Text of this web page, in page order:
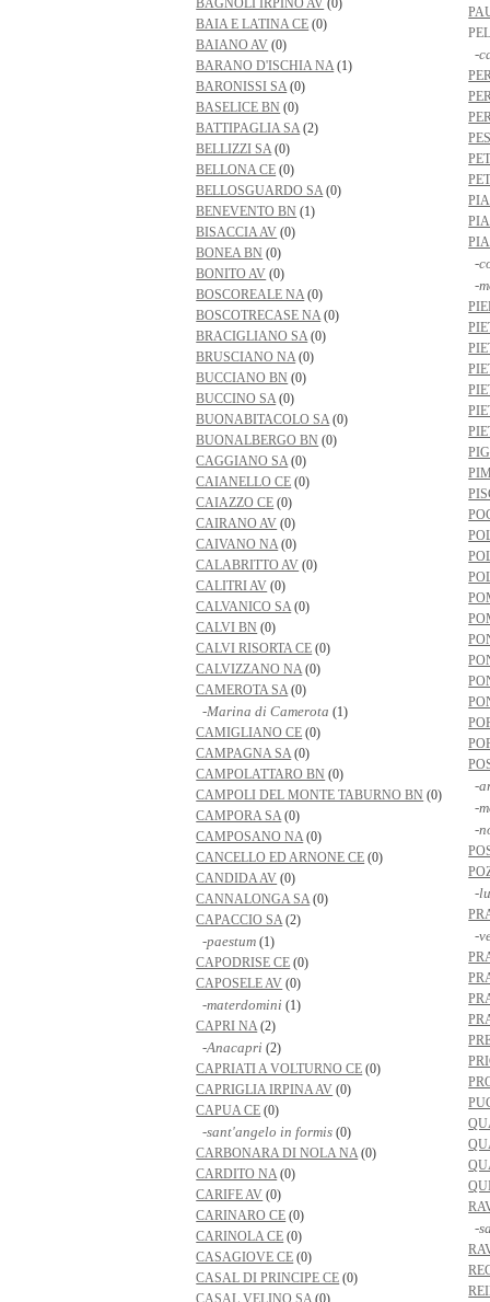
BAGNOLI IRPINO AV (0)
BAIA E LATINA CE (0)
BAIANO AV (0)
BARANO D'ISCHIA NA(1)
BARONISSI SA(0)
BASELICE BN (0)
BATTIPAGLIA SA(2)
BELLIZZI SA(0)
BELLONA CE (0)
BELLOSGUARDO SA(0)
BENEVENTO BN (1)
BISACCIA AV (0)
BONEA BN (0)
BONITO AV (0)
BOSCOREALE NA(0)
BOSCOTRECASE NA(0)
BRACIGLIANO SA(0)
BRUSCIANO NA(0)
BUCCIANO BN (0)
BUCCINO SA(0)
BUONABITACOLO SA(0)
BUONALBERGO BN (0)
CAGGIANO SA(0)
CAIANELLO CE (0)
CAIAZZO CE (0)
CAIRANO AV (0)
CAIVANO NA(0)
CALABRITTO AV (0)
CALITRI AV (0)
CALVANICO SA(0)
CALVI BN (0)
CALVI RISORTA CE (0)
CALVIZZANO NA(0)
CAMEROTA SA(0)
-Marina di Camerota (1)
CAMIGLIANO CE (0)
CAMPAGNA SA(0)
CAMPOLATTARO BN (0)
CAMPOLI DEL MONTE TABURNO BN (0)
CAMPORA SA(0)
CAMPOSANO NA(0)
CANCELLO ED ARNONE CE (0)
CANDIDA AV (0)
CANNALONGA SA(0)
CAPACCIO SA(2)
-paestum (1)
CAPODRISE CE (0)
CAPOSELE AV (0)
-materdomini (1)
CAPRI NA(2)
-Anacapri (2)
CAPRIATI A VOLTURNO CE (0)
CAPRIGLIA IRPINA AV (0)
CAPUA CE (0)
-sant'angelo in formis (0)
CARBONARA DI NOLA NA(0)
CARDITO NA(0)
CARIFE AV (0)
CARINARO CE (0)
CARINOLA CE (0)
CASAGIOVE CE (0)
CASAL DI PRINCIPE CE (0)
-
-
-
-
-
-
-
-
-